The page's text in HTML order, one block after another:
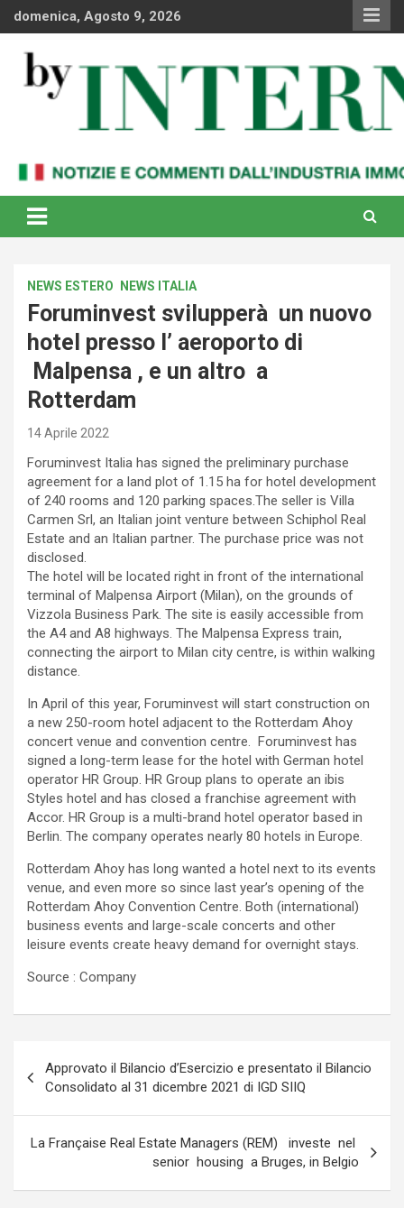
Skipdomenica, Agosto 9, 2026
By Internews
internazionale
NEWS ESTERO NEWS ITALIA
Foruminvest svilupperà un nuovo
hotel presso l’ aeroporto di
Malpensa , e un altro a
Rotterdam
14 Aprile 2022
Foruminvest Italia has signed the preliminary purchase
agreement for a land plot of 1.15 ha for hotel development
of 240 rooms and 120 parking spaces.The seller is Villa
Carmen Srl, an Italian joint venture between Schiphol Real
Estate and an Italian partner. The purchase price was not
disclosed.
The hotel will be located right in front of the international
terminal of Malpensa Airport (Milan), on the grounds of
Vizzola Business Park. The site is easily accessible from
the A4 and A8 highways. The Malpensa Express train,
connecting the airport to Milan city centre, is within walking
distance.
In April of this year, Foruminvest will start construction on
a new 250-room hotel adjacent to the Rotterdam Ahoy
concert venue and convention centre. Foruminvest has
signed a long-term lease for the hotel with German hotel
operator HR Group. HR Group plans to operate an ibis
Styles hotel and has closed a franchise agreement with
Accor. HR Group is a multi-brand hotel operator based in
Berlin. The company operates nearly 80 hotels in Europe.
Rotterdam Ahoy has long wanted a hotel next to its events
venue, and even more so since last year’s opening of the
Rotterdam Ahoy Convention Centre. Both (international)
business events and large-scale concerts and other
leisure events create heavy demand for overnight stays.
Source : Company
articoli
Approvato il Bilancio d’Esercizio e presentato il Bilancio
Consolidato al 31 dicembre 2021 di IGD SIIQ
La Française Real Estate Managers (REM) investe nel
senior housing a Bruges, in Belgio